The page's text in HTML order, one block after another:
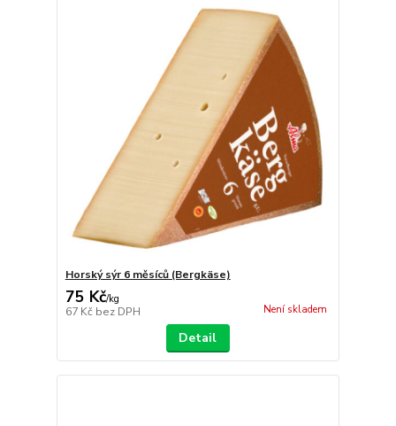
Horský sýr 6 měsíců (Bergkäse)
75 Kč/kg
67 Kč bez DPH Není skladem
Detail